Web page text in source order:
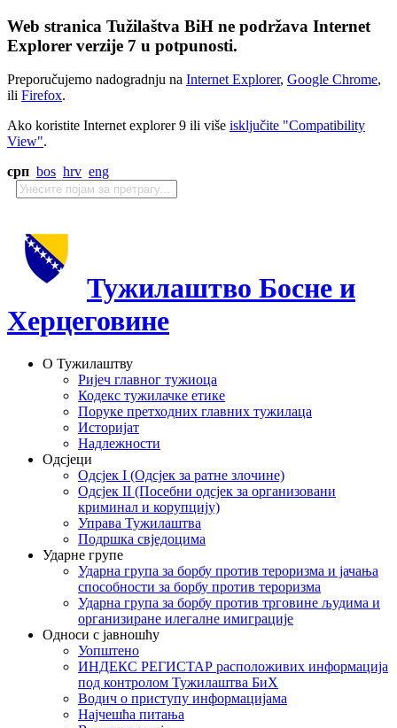
Web stranica Tužilaštva BiH ne podržava Internet
Explorer verzije 7 u potpunosti.
Preporučujemo nadogradnju na Internet Explorer, Google Chrome,
ili Firefox.
Ako koristite Internet explorer 9 ili više isključite "Compatibility
View".
срп bos hrv eng
Тужилаштво Босне и
Херцеговине
О Тужилаштву
Ријеч главног тужиоца
Кодекс тужилачке етике
Поруке претходних главних тужилаца
Историјат
Надлежности
Одсјеци
Одсјек I (Одсјек за ратне злочине)
Одсјек II (Посебни одсјек за организовани
криминал и корупцију)
Управа Тужилаштва
Подршка свједоцима
Ударне групе
Ударна група за борбу против тероризма и јачања
способности за борбу против тероризма
Ударна група за борбу против трговине људима и
организиране илегалне имиграције
Односи с јавношћу
Уопштено
ИНДЕКС РЕГИСТАР расположивих информација
под контролом Тужилаштва БиХ
Водич о приступу информацијама
Најчешћа питања